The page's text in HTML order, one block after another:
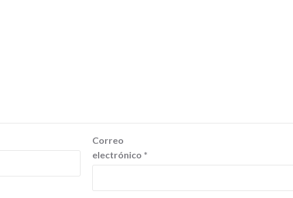
Correo
electrónico *